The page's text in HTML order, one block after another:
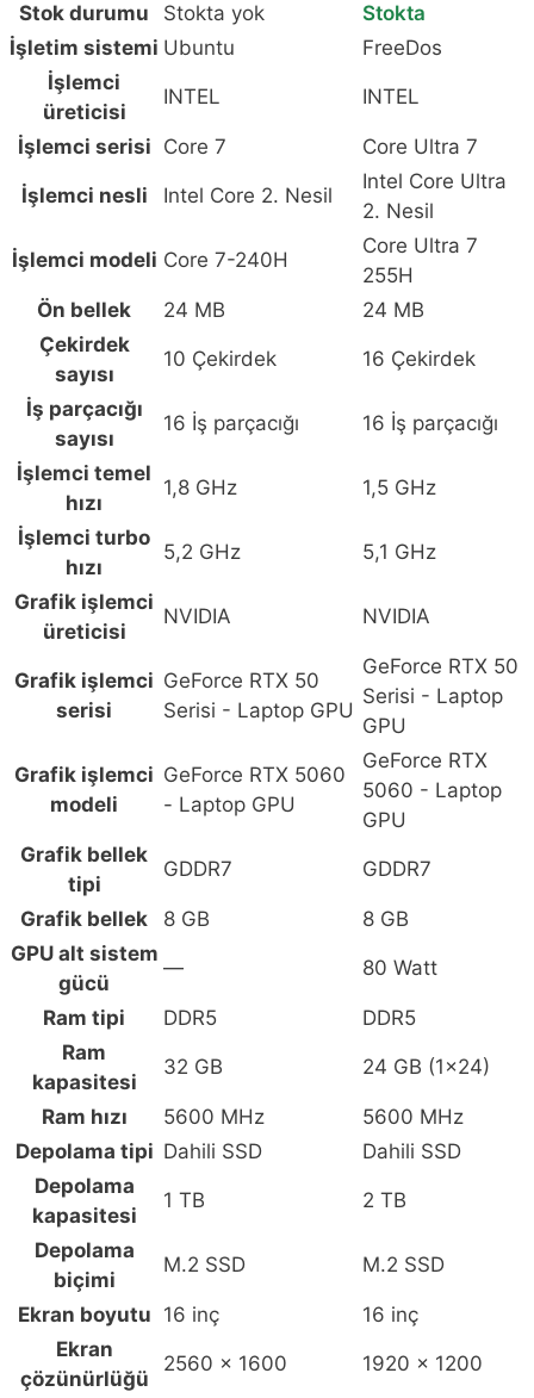
2
Yerinde
Servis
Garantisi,
HP
Slim
16-
an0036nt
Intel
Ultra
255H
GeForce
5060
24GB
DDR5
SSD
WUXGA
165Hz
3ms
FreeDos
Gaming
Laptop
(CK9L3EA)
karşılaştırma
tablosu
5.00out of
Stok durumu
Stokta yok
Stokta
İşletim sistemi Ubuntu
FreeDos
İşlemci
üreticisi
INTEL INTEL
İşlemci serisi Core 7 Core Ultra 7
İşlemci nesli Intel Core 2. Nesil
Intel Core Ultra
2. Nesil
İşlemci modeli Core 7-240H
Core Ultra 7
255H
Ön bellek
24 MB
24 MB
Çekirdek
sayısı
10 Çekirdek 16 Çekirdek
İş parçacığı
sayısı
16 İş parçacığı 16 İş parçacığı
İşlemci temel
hızı
1,8 GHz 1,5 GHz
İşlemci turbo
hızı
5,2 GHz 5,1 GHz
Grafik işlemci
üreticisi
NVIDIA NVIDIA
Grafik işlemci
serisi
GeForce RTX 50
Serisi - Laptop GPU
GeForce RTX 50
Serisi - Laptop
GPU
Grafik işlemci
modeli
GeForce RTX 5060
- Laptop GPU
GeForce RTX
5060 - Laptop
GPU
Grafik bellek
tipi
GDDR7 GDDR7
Grafik bellek 8 GB
8 GB
GPU alt sistem
gücü
— 80 Watt
Ram tipi DDR5
DDR5
Ram
kapasitesi
32 GB 24 GB (1x24)
Ram hızı 5600 MHz
5600 MHz
Depolama tipi Dahili SSD
Dahili SSD
Depolama
kapasitesi
1 TB 2 TB
Depolama
biçimi
M.2 SSD M.2 SSD
Ekran boyutu 16 inç
16 inç
Ekran
çözünürlüğü
2560 x 1600 1920 x 1200